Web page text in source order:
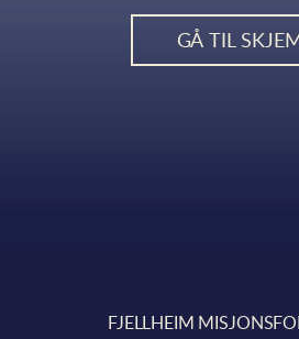
GÅ TIL
FJELLHEIM